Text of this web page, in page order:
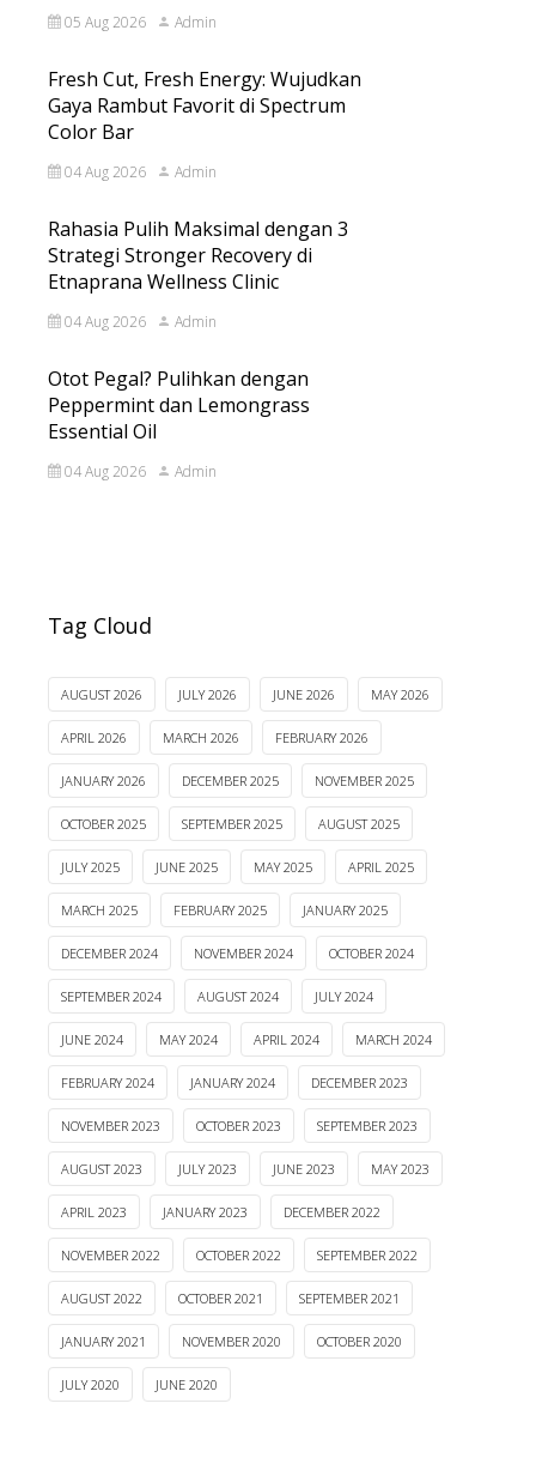
05 Aug 2026 Admin
Fresh Cut, Fresh Energy: Wujudkan
Gaya Rambut Favorit di Spectrum
Color Bar
04 Aug 2026 Admin
Rahasia Pulih Maksimal dengan 3
Strategi Stronger Recovery di
Etnaprana Wellness Clinic
04 Aug 2026 Admin
Otot Pegal? Pulihkan dengan
Peppermint dan Lemongrass
Essential Oil
04 Aug 2026 Admin
Tag Cloud
AUGUST 2026 JULY 2026 JUNE 2026 MAY 2026
APRIL 2026 MARCH 2026 FEBRUARY 2026
JANUARY 2026 DECEMBER 2025 NOVEMBER 2025
OCTOBER 2025 SEPTEMBER 2025 AUGUST 2025
JULY 2025 JUNE 2025 MAY 2025 APRIL 2025
MARCH 2025 FEBRUARY 2025 JANUARY 2025
DECEMBER 2024 NOVEMBER 2024 OCTOBER 2024
SEPTEMBER 2024 AUGUST 2024 JULY 2024
JUNE 2024 MAY 2024 APRIL 2024 MARCH 2024
FEBRUARY 2024 JANUARY 2024 DECEMBER 2023
NOVEMBER 2023 OCTOBER 2023 SEPTEMBER 2023
AUGUST 2023 JULY 2023 JUNE 2023 MAY 2023
APRIL 2023 JANUARY 2023 DECEMBER 2022
NOVEMBER 2022 OCTOBER 2022 SEPTEMBER 2022
AUGUST 2022 OCTOBER 2021 SEPTEMBER 2021
JANUARY 2021 NOVEMBER 2020 OCTOBER 2020
JULY 2020 JUNE 2020